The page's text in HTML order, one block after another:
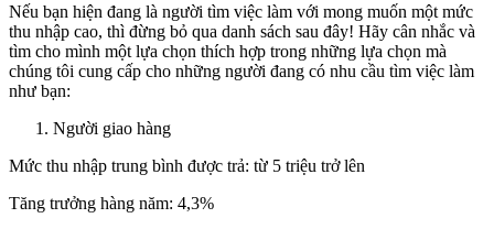
Nếu bạn hiện đang là người tìm việc làm với mong muốn một mức
thu nhập cao, thì đừng bỏ qua danh sách sau đây! Hãy cân nhắc và
tìm cho mình một lựa chọn thích hợp trong những lựa chọn mà
chúng tôi cung cấp cho những người đang có nhu cầu tìm việc làm
như bạn:
Người giao hàng
Mức thu nhập trung bình được trả: từ 5 triệu trở lên
Tăng trưởng hàng năm: 4,3%